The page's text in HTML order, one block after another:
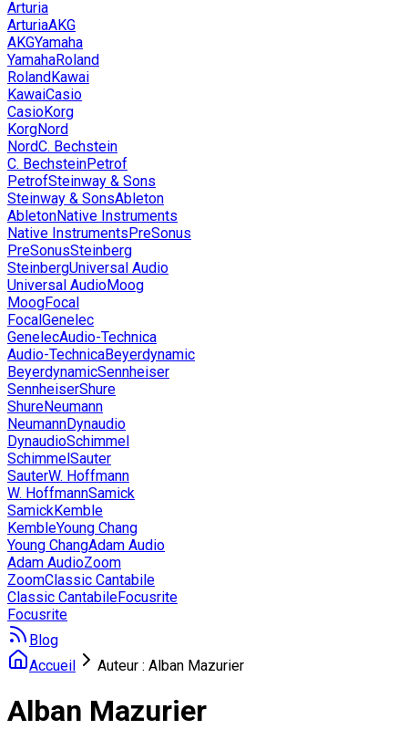
Arturia
ArturiaAKG
AKGYamaha
YamahaRoland
RolandKawai
KawaiCasio
CasioKorg
KorgNord
NordC. Bechstein
C. BechsteinPetrof
PetrofSteinway & Sons
Steinway & SonsAbleton
AbletonNative Instruments
Native InstrumentsPreSonus
PreSonusSteinberg
SteinbergUniversal Audio
Universal AudioMoog
MoogFocal
FocalGenelec
GenelecAudio-Technica
Audio-TechnicaBeyerdynamic
BeyerdynamicSennheiser
SennheiserShure
ShureNeumann
NeumannDynaudio
DynaudioSchimmel
SchimmelSauter
SauterW. Hoffmann
W. HoffmannSamick
SamickKemble
KembleYoung Chang
Young ChangAdam Audio
Adam AudioZoom
ZoomClassic Cantabile
Classic CantabileFocusrite
Focusrite
Blog
Accueil
Auteur : Alban Mazurier
Alban Mazurier